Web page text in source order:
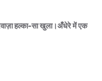
हल्का-सा खुला।अँधेरे में एक